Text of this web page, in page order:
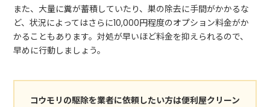
また、大量に糞が蓄積していたり、巣の除去に手間がかかるな
ど、状況によってはさらに10,000円程度のオプション料金がか
かることもあります。対処が早いほど料金を抑えられるので、
早めに行動しましょう。
コウモリの駆除を業者に依頼したい方は便利屋クリーン